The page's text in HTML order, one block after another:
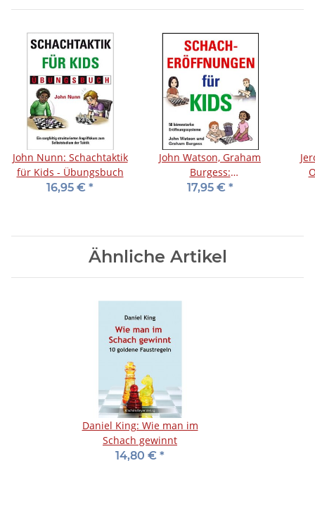
John Nunn: Schachtaktik
für Kids - Übungsbuch
16,95 € *
John Watson, Graham
Burgess:
Schacheröffnungen für
17,95 € *
Ähnliche Artikel
Daniel King: Wie man im
Schach gewinnt
14,80 € *